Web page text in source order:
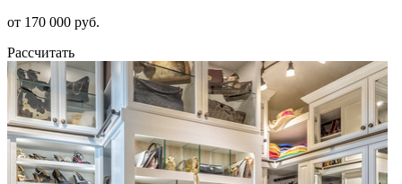
от 170 000 руб.
Рассчитать